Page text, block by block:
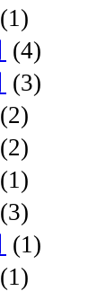
(1)
(4)
(3)
(2)
(2)
(1)
(3)
(1)
(1)